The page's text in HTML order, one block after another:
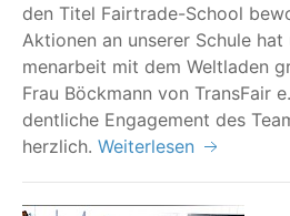
den Titel Fair­trade-School
Aktio­nen an unse­rer Schu­le
men­ar­beit mit dem Welt­la­den
Frau Böck­mann von Trans­Fair
dent­li­che Enga­ge­ment des
herzlich. Weiterlesen